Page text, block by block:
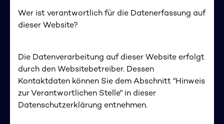
Wer ist verantwortlich für die Datenerfassung auf
dieser Website?
Die Datenverarbeitung auf dieser Website erfolgt
durch den Websitebetreiber. Dessen
Kontaktdaten können Sie dem Abschnitt "Hinweis
zur Verantwortlichen Stelle" in dieser
Datenschutzerklärung entnehmen.